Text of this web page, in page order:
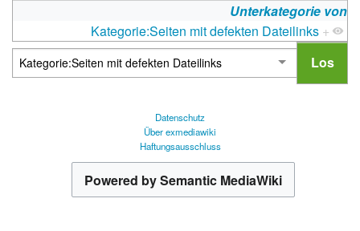
Unterkategorie von
Kategorie:Seiten mit defekten Dateilinks +
Datenschutz
Über exmediawiki
Haftungsausschluss
Powered by Semantic MediaWiki